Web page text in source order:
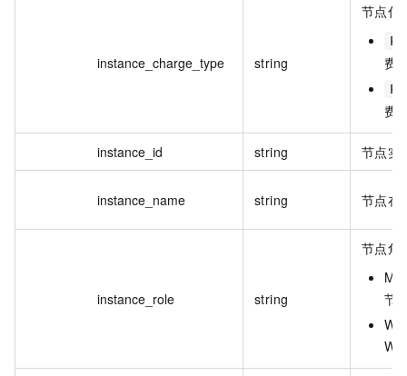
instance_charge_type string
节点付
费
费
instance_id string 节点实
instance_name string 节点在
instance_role string
节点角
节